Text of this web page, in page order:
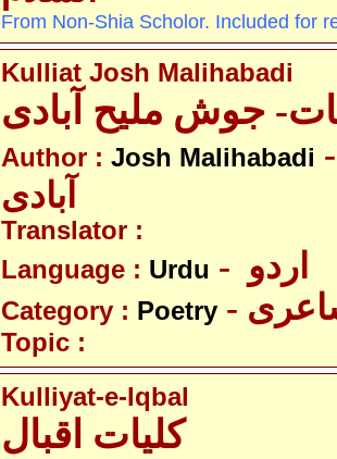
From Non-Shia Scholor. Included for
Kulliat Josh Malihabadi
جوش ملیح آبادی
Author : Josh Malihabadi
آبادی
Translator :
Language : Urdu
Category : Poetry
Topic :
Kulliyat-e-Iqbal
کلیات اقبال